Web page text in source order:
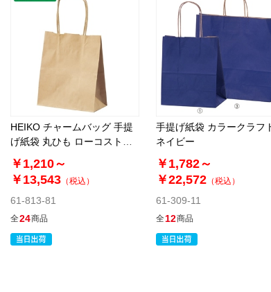
HEIKO チャームバッグ 手提
げ紙袋 丸ひも ローコストタ
イプ 茶無地
￥1,210～
￥13,543 （税込）
61-813-81
全24商品
手提げ紙袋 カラークラフ
ネイビー
￥1,782～
￥22,572 （税込）
61-309-11
全12商品